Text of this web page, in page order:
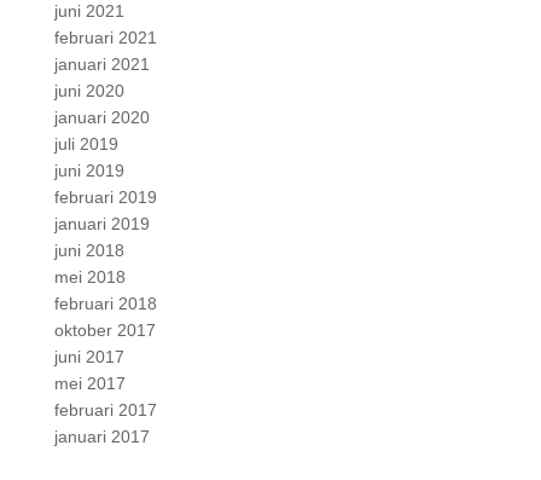
juni 2021
februari 2021
januari 2021
juni 2020
januari 2020
juli 2019
juni 2019
februari 2019
januari 2019
juni 2018
mei 2018
februari 2018
oktober 2017
juni 2017
mei 2017
februari 2017
januari 2017